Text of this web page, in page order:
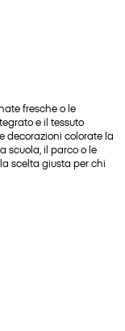
fresche o le
e il tessuto
decorazioni colorate la
scuola, il parco o le
scelta giusta per chi